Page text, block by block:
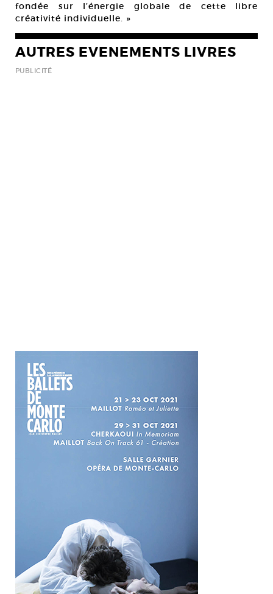
fondée sur l’énergie globale de cette libre
créativité individuelle. »
AUTRES EVENEMENTS LIVRES
PUBLICITÉ